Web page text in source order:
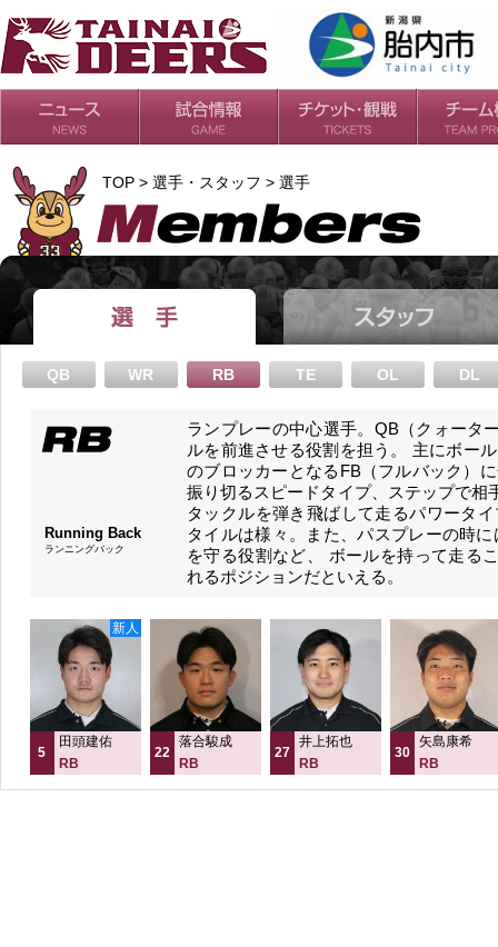
日程・結果
シーズンの流れ チケット
会場・アクセス
ルールガイド
TOP > 選手・スタッフ > 選手
QB WR RB TE OL DL
ランプレーの中心選手。QB（クォータ
ルを前進させる役割を担う。 主にボー
のブロッカーとなるFB（フルバック）
振り切るスピードタイプ、ステップで相
タックルを弾き飛ばして走るパワータ
タイルは様々。また、パスプレーの時
を守る役割など、 ボールを持って走る
れるポジションだといえる。
Running Back
ランニングバック
新人
5
田頭建佑
RB
22
落合駿成
RB
27
井上拓也
RB
30
矢島康希
RB